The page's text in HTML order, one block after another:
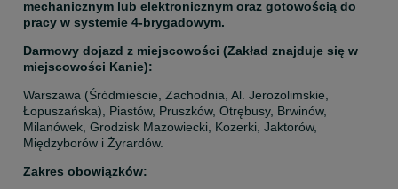
mechanicznym lub elektronicznym oraz gotowością do
pracy w systemie 4-brygadowym.
Darmowy dojazd z miejscowości (Zakład znajduje się w
miejscowości Kanie):
Warszawa (Śródmieście, Zachodnia, Al. Jerozolimskie,
Łopuszańska), Piastów, Pruszków, Otrębusy, Brwinów,
Milanówek, Grodzisk Mazowiecki, Kozerki, Jaktorów,
Międzyborów i Żyrardów.
Zakres obowiązków: